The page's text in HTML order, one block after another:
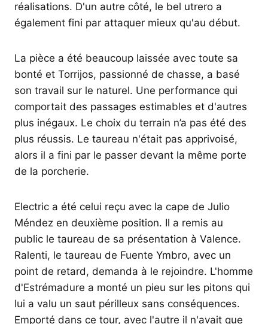
réalisations. D'un autre côté, le bel utrero a
également fini par attaquer mieux qu'au début.
La pièce a été beaucoup laissée avec toute sa
bonté et Torrijos, passionné de chasse, a basé
son travail sur le naturel. Une performance qui
comportait des passages estimables et d'autres
plus inégaux. Le choix du terrain n’a pas été des
plus réussis. Le taureau n'était pas apprivoisé,
alors il a fini par le passer devant la même porte
de la porcherie.
Electric a été celui reçu avec la cape de Julio
Méndez en deuxième position. Il a remis au
public le taureau de sa présentation à Valence.
Ralenti, le taureau de Fuente Ymbro, avec un
point de retard, demanda à le rejoindre. L'homme
d'Estrémadure a monté un pieu sur les pitons qui
lui a valu un saut périlleux sans conséquences.
Emporté dans ce tour, avec l'autre il n'avait que